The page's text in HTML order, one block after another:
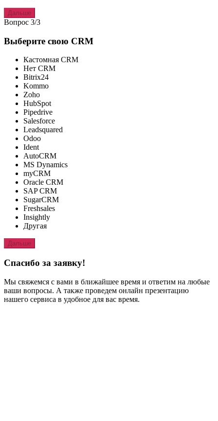
Дальше
Вопрос 3/3
Выберите свою CRM
Кастомная CRM
Нет CRM
Bitrix24
Kommo
Zoho
HubSpot
Pipedrive
Salesforce
Leadsquared
Odoo
Ident
AutoCRM
MS Dynamics
myCRM
Oracle CRM
SAP CRM
SugarCRM
Freshsales
Insightly
Другая
Дальше
Спасибо за заявку!
Мы свяжемся с вами в ближайшее время и ответим на любые
ваши вопросы. А также проведем онлайн презентацию
нашего сервиса в удобное для вас время.